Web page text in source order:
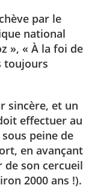
par le
national
», « À la foi de
toujours
sincère, et un
effectuer au
peine de
en avançant
de son cercueil
2000 ans !).